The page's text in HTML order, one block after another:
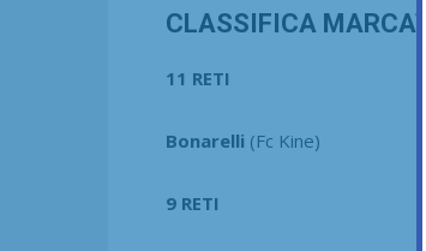
CLASSIFICA
11 RETI
Bonarelli (Fc Kine)
9 RETI